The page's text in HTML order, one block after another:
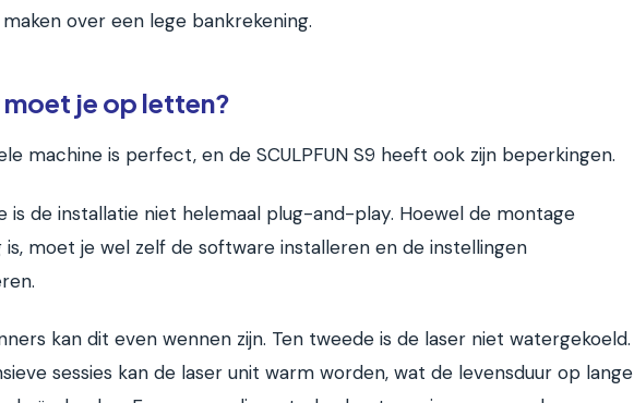
over een lege bankrekening.
moet je op letten?
machine is perfect, en de SCULPFUN S9 heeft ook zijn beperkingen.
is de installatie niet helemaal plug-and-play. Hoewel de montage
is, moet je wel zelf de software installeren en de instellingen
kan dit even wennen zijn. Ten tweede is de laser niet watergekoeld.
sessies kan de laser unit warm worden, wat de levensduur op lange